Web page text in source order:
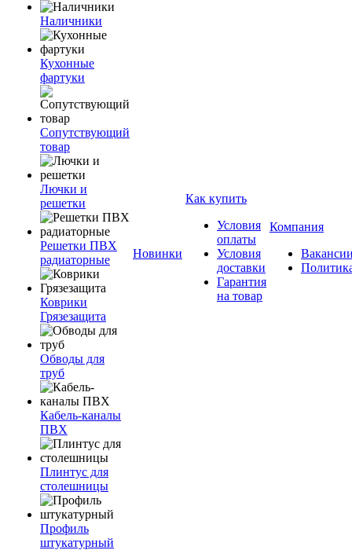
Наличники
Кухонные
фартуки
Сопутствующий
товар
Лючки и
решетки
Решетки ПВХ
радиаторные
Коврики
Грязезащита
Обводы для
труб
Кабель-каналы
ПВХ
Плинтус для
столешницы
Профиль
штукатурный
Новинки
Как купить
Условия
оплаты
Условия
доставки
Гарантия
на товар
Компания